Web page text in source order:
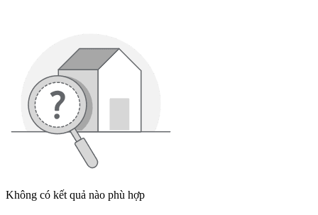
Không có kết quả nào phù hợp